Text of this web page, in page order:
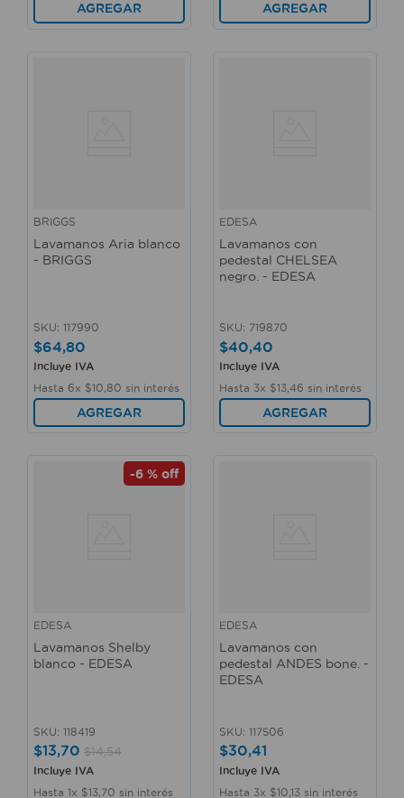
AGREGAR AGREGAR
BRIGGS
Lavamanos Aria blanco
- BRIGGS
SKU: 117990
$64,80
Incluye IVA
Hasta 6x $10 80 sin interés
AGREGAR
EDESA
Lavamanos con
pedestal CHELSEA
negro. - EDESA
SKU: 719870
$40,40
Incluye IVA
Hasta 3x $13 46 sin interés
AGREGAR
-6 % off
EDESA
Lavamanos Shelby
blanco - EDESA
SKU: 118419
$13,70 $14,54
Incluye IVA
Hasta 1x $13 70 sin interés
EDESA
Lavamanos con
pedestal ANDES bone. -
EDESA
SKU: 117506
$30,41
Incluye IVA
Hasta 3x $10 13 sin interés